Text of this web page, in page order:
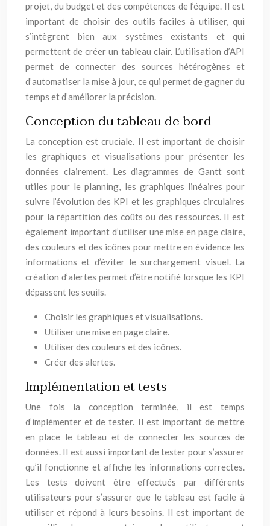
projet, du budget et des compétences de l’équipe. Il est
important de choisir des outils faciles à utiliser, qui
s’intègrent bien aux systèmes existants et qui
permettent de créer un tableau clair. L’utilisation d’API
permet de connecter des sources hétérogènes et
d’automatiser la mise à jour, ce qui permet de gagner du
temps et d’améliorer la précision.
Conception du tableau de bord
La conception est cruciale. Il est important de choisir
les graphiques et visualisations pour présenter les
données clairement. Les diagrammes de Gantt sont
utiles pour le planning, les graphiques linéaires pour
suivre l’évolution des KPI et les graphiques circulaires
pour la répartition des coûts ou des ressources. Il est
également important d’utiliser une mise en page claire,
des couleurs et des icônes pour mettre en évidence les
informations et d’éviter le surchargement visuel. La
création d’alertes permet d’être notifié lorsque les KPI
dépassent les seuils.
Choisir les graphiques et visualisations.
Utiliser une mise en page claire.
Utiliser des couleurs et des icônes.
Créer des alertes.
Implémentation et tests
Une fois la conception terminée, il est temps
d’implémenter et de tester. Il est important de mettre
en place le tableau et de connecter les sources de
données. Il est aussi important de tester pour s’assurer
qu’il fonctionne et affiche les informations correctes.
Les tests doivent être effectués par différents
utilisateurs pour s’assurer que le tableau est facile à
utiliser et répond à leurs besoins. Il est important de